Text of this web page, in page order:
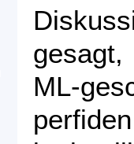
ML-